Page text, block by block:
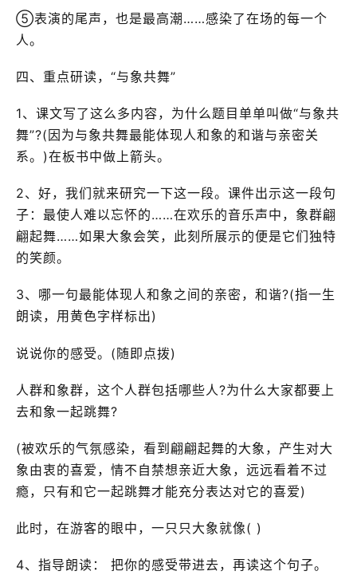
⑤表演的尾声，也是最高潮……感染了在场的每一个
人。
四、重点研读，“与象共舞”
1、课文写了这么多内容，为什么题目单单叫做“与象共
舞”?(因为与象共舞最能体现人和象的和谐与亲密关
系。)在板书中做上箭头。
2、好，我们就来研究一下这一段。课件出示这一段句
子：最使人难以忘怀的……在欢乐的音乐声中，象群翩
翩起舞……如果大象会笑，此刻所展示的便是它们独特
的笑颜。
3、哪一句最能体现人和象之间的亲密，和谐?(指一生
朗读，用黄色字样标出)
说说你的感受。(随即点拨)
人群和象群，这个人群包括哪些人?为什么大家都要上
去和象一起跳舞?
(被欢乐的气氛感染，看到翩翩起舞的大象，产生对大
象由衷的喜爱，情不自禁想亲近大象，远远看着不过
瘾，只有和它一起跳舞才能充分表达对它的喜爱)
此时，在游客的眼中，一只只大象就像( )
4、指导朗读： 把你的感受带进去，再读这个句子。